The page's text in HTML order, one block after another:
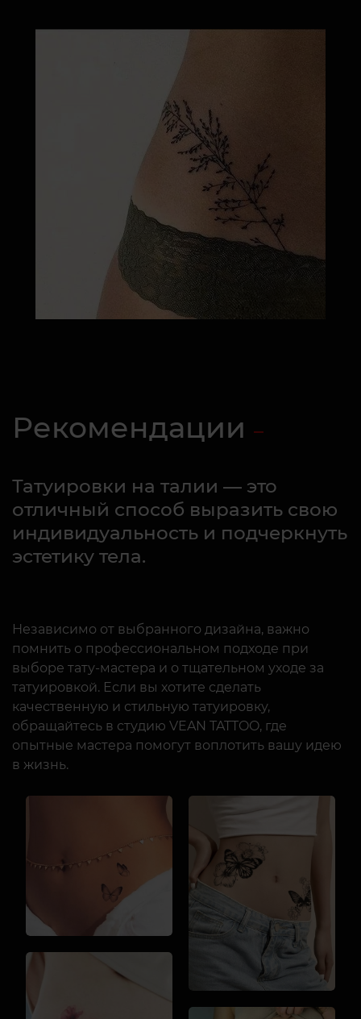
Рекомендации
Татуировки на талии — это
отличный способ выразить свою
индивидуальность и подчеркнуть
эстетику тела.
Независимо от выбранного дизайна, важно
помнить о профессиональном подходе при
выборе тату-мастера и о тщательном уходе за
татуировкой. Если вы хотите сделать
качественную и стильную татуировку,
обращайтесь в студию VEAN TATTOO, где
опытные мастера помогут воплотить вашу идею
в жизнь.